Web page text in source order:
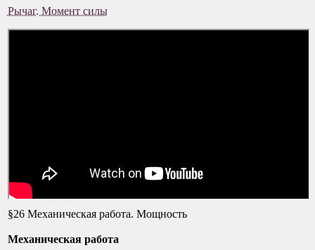
Рычаг. Момент силы
§26 Механическая работа. Мощность
Механическая работа